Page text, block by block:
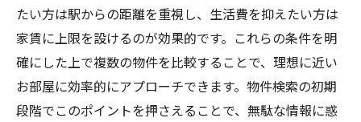
たい方は駅からの距離を重視し、生活費を抑えたい方は
家賃に上限を設けるのが効果的です。これらの条件を明
確にした上で複数の物件を比較することで、理想に近い
お部屋に効率的にアプローチできます。物件検索の初期
段階でこのポイントを押さえることで、無駄な情報に惑